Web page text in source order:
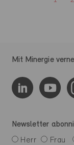
Mit Minergie
Newsletter
Herr
Frau